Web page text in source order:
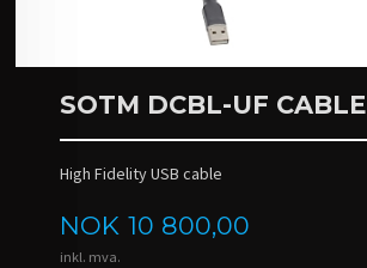
SOTM DCBL-UF CABLE
High Fidelity USB cable
Pris
NOK 10 800,00
inkl. mva.